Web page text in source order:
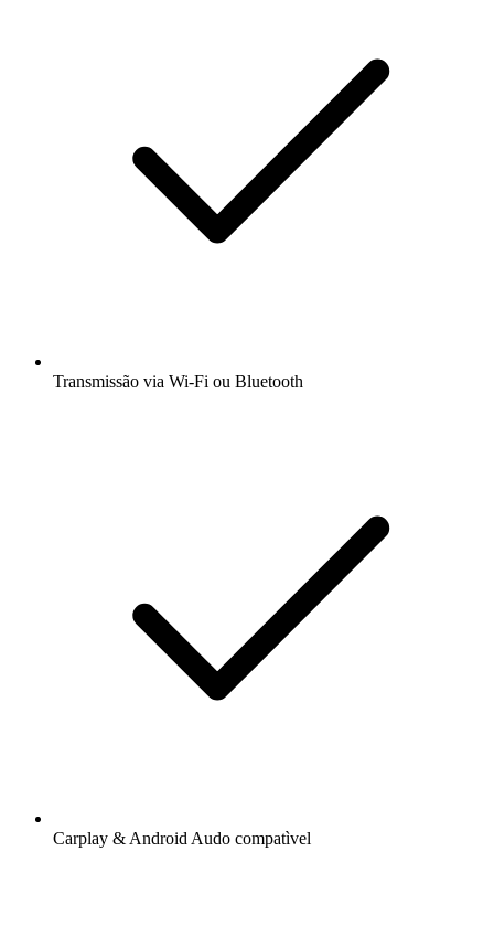
Transmissão via Wi-Fi ou Bluetooth
Carplay & Android Audo compatìvel